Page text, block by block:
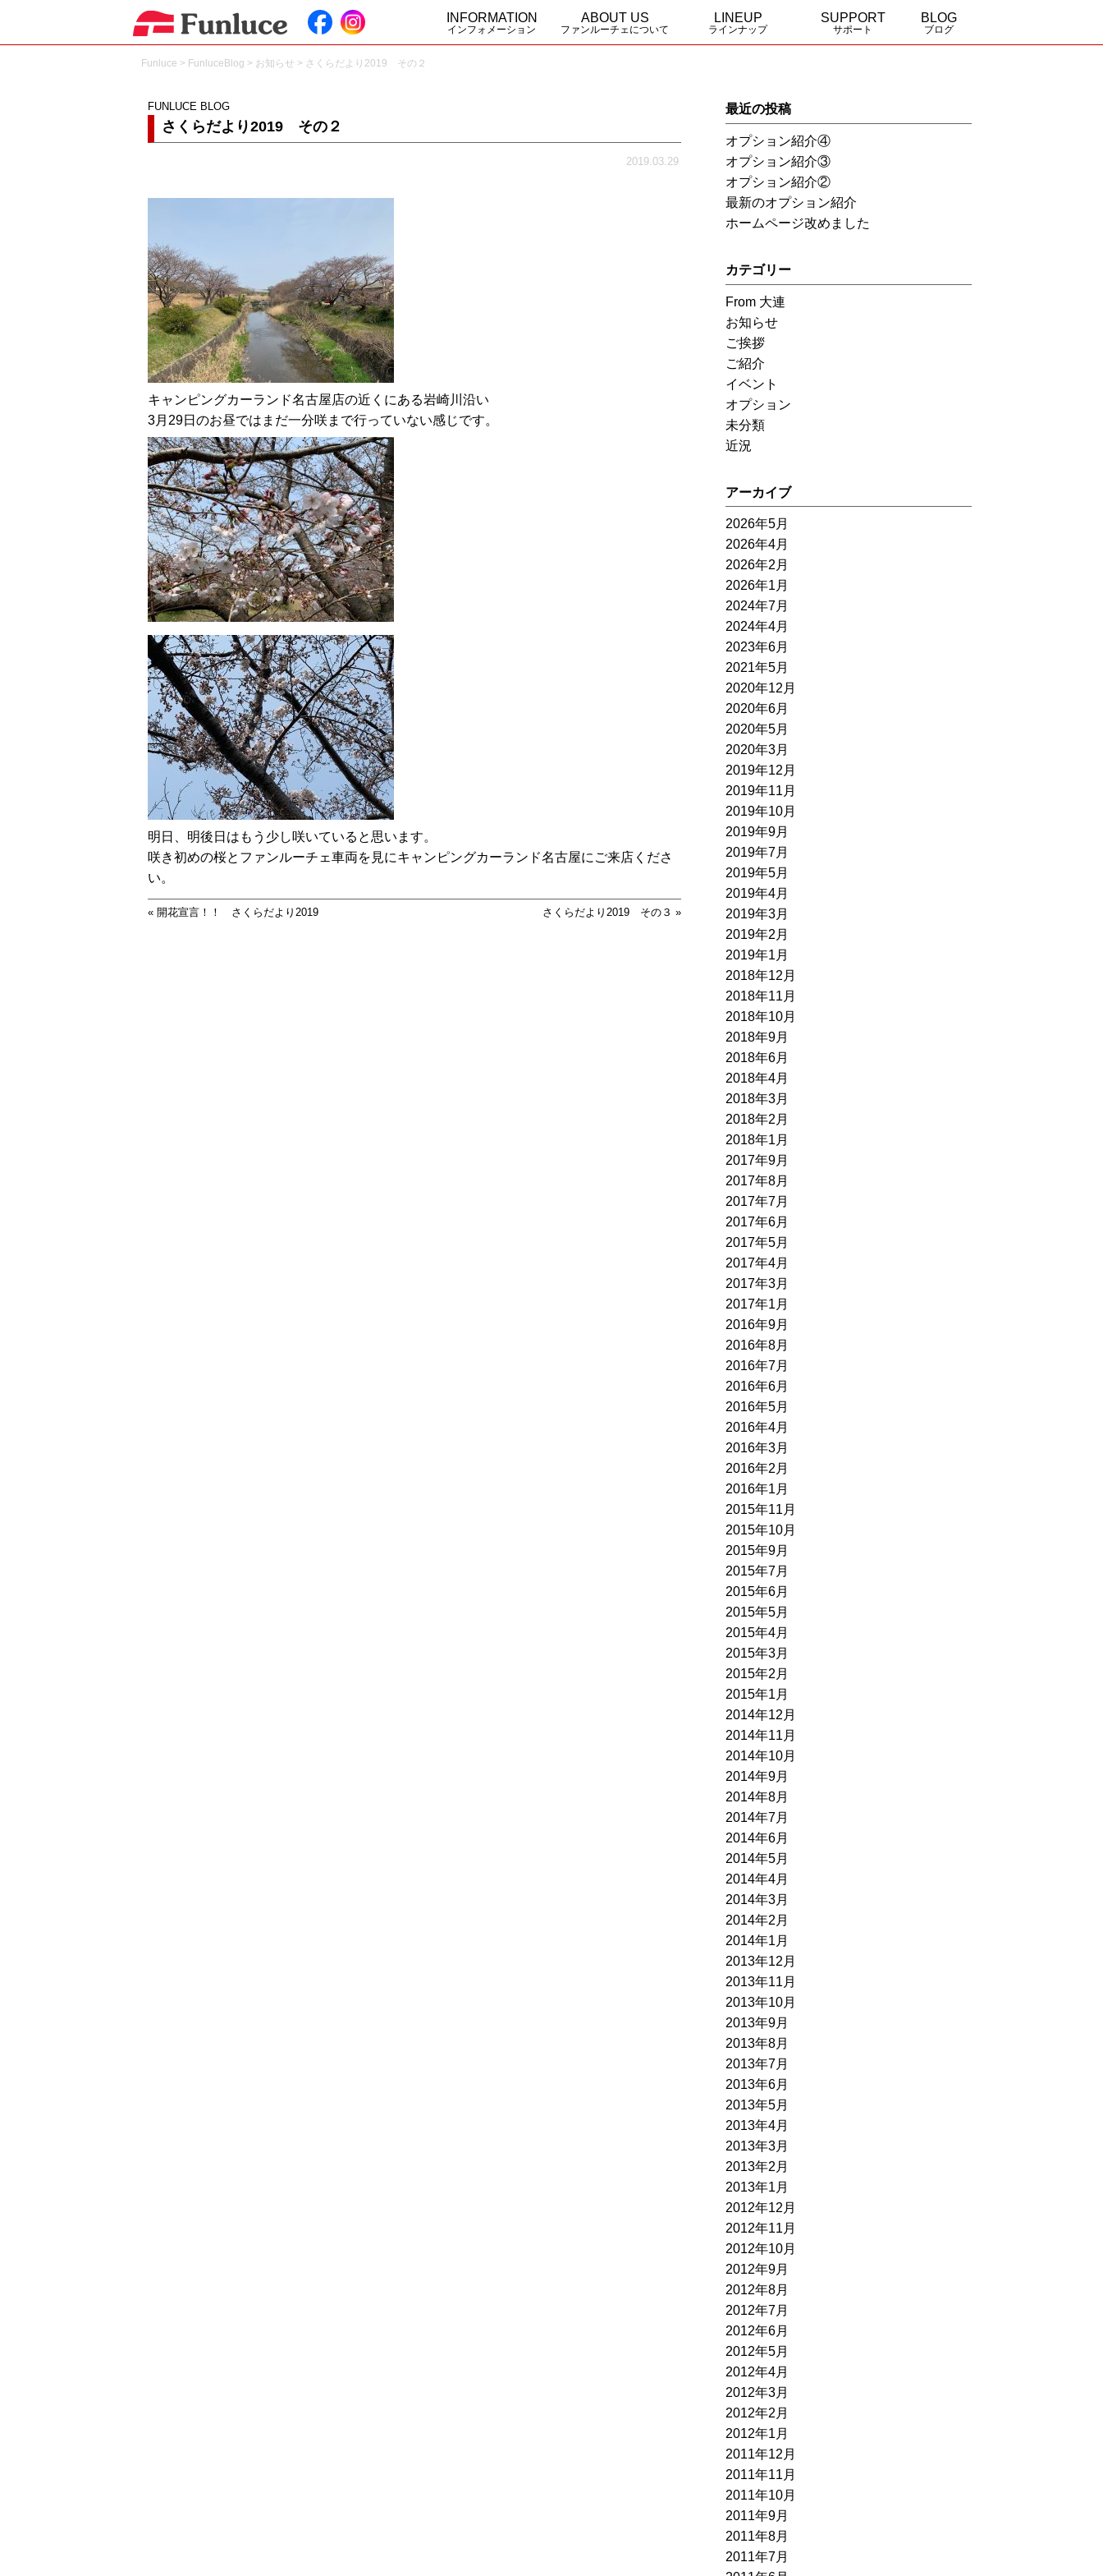
INFORMATION
インフォメーション
ABOUT US
ファンルーチェについて
LINEUP
ラインナップ
SUPPORT
サポート
BLOG
ブログ
Funluce > FunluceBlog > お知らせ > さくらだより2019 その２
FUNLUCE BLOG
さくらだより2019 その２
2019.03.29
キャンピングカーランド名古屋店の近くにある岩崎川沿い
3月29日のお昼ではまだ一分咲まで行っていない感じです。
明日、明後日はもう少し咲いていると思います。
咲き初めの桜とファンルーチェ車両を見にキャンピングカーランド名古屋にご来店くださ
い。
« 開花宣言！！ さくらだより2019 さくらだより2019 その３ »
最近の投稿
オプション紹介④
オプション紹介③
オプション紹介②
最新のオプション紹介
ホームページ改めました
カテゴリー
From 大連
お知らせ
ご挨拶
ご紹介
イベント
オプション
未分類
近況
アーカイブ
2026年5月
2026年4月
2026年2月
2026年1月
2024年7月
2024年4月
2023年6月
2021年5月
2020年12月
2020年6月
2020年5月
2020年3月
2019年12月
2019年11月
2019年10月
2019年9月
2019年7月
2019年5月
2019年4月
2019年3月
2019年2月
2019年1月
2018年12月
2018年11月
2018年10月
2018年9月
2018年6月
2018年4月
2018年3月
2018年2月
2018年1月
2017年9月
2017年8月
2017年7月
2017年6月
2017年5月
2017年4月
2017年3月
2017年1月
2016年9月
2016年8月
2016年7月
2016年6月
2016年5月
2016年4月
2016年3月
2016年2月
2016年1月
2015年11月
2015年10月
2015年9月
2015年7月
2015年6月
2015年5月
2015年4月
2015年3月
2015年2月
2015年1月
2014年12月
2014年11月
2014年10月
2014年9月
2014年8月
2014年7月
2014年6月
2014年5月
2014年4月
2014年3月
2014年2月
2014年1月
2013年12月
2013年11月
2013年10月
2013年9月
2013年8月
2013年7月
2013年6月
2013年5月
2013年4月
2013年3月
2013年2月
2013年1月
2012年12月
2012年11月
2012年10月
2012年9月
2012年8月
2012年7月
2012年6月
2012年5月
2012年4月
2012年3月
2012年2月
2012年1月
2011年12月
2011年11月
2011年10月
2011年9月
2011年8月
2011年7月